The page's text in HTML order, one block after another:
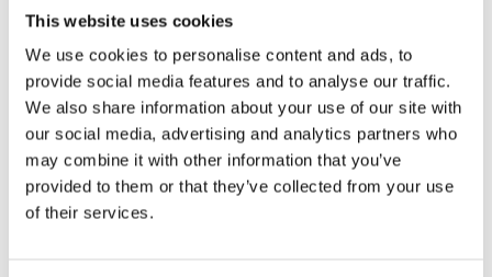
This website uses cookies
We use cookies to personalise content and ads, to
provide social media features and to analyse our traffic.
We also share information about your use of our site with
our social media, advertising and analytics partners who
may combine it with other information that you’ve
provided to them or that they’ve collected from your use
of their services.
Petizioni
2x1000 – C46
Scuola di formazione Meritare l’Europa
Materiali e grafiche
Registrazione Leopolda 14 - 2026
Radio Leopolda
News
Interviste
Interventi
News dal territorio
Enews